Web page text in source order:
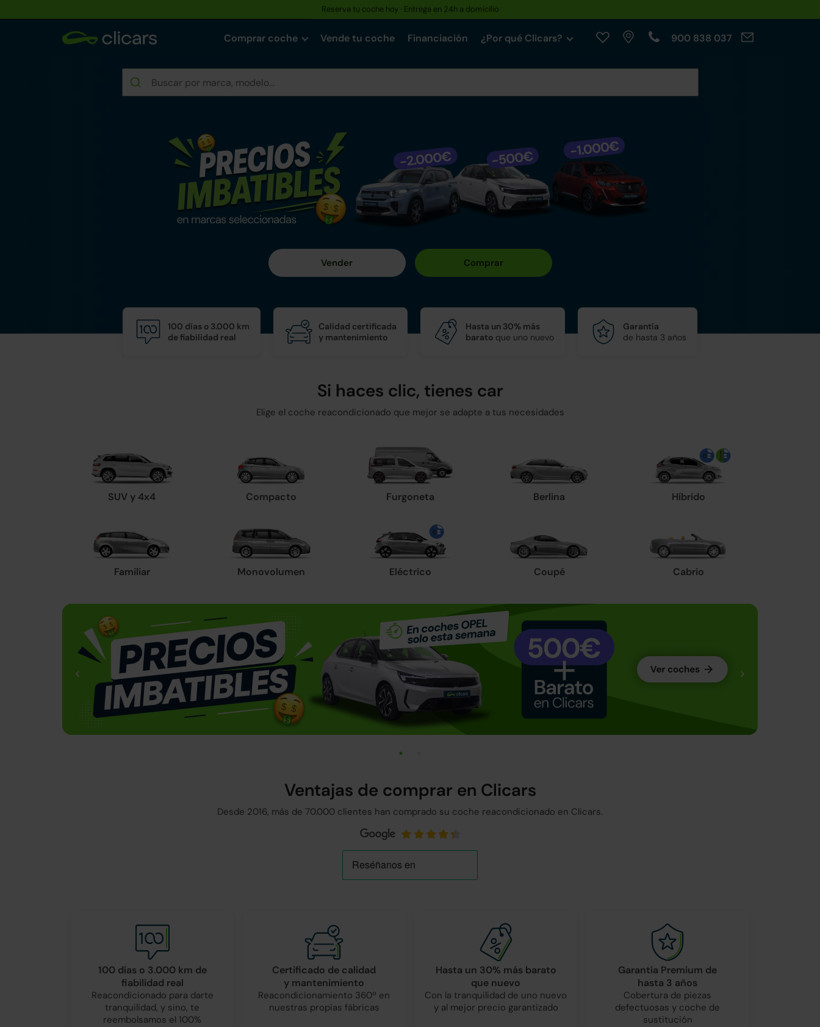
Reserva tu coche hoy · Entrega en 24h a domicilio
Comprar coche Vende tu coche Financiación ¿Por qué Clicars? 900 838 037
Rebajas de verano en Clicars
100 días o 3.000 km
de fiabilidad real
Calidad certificada
y mantenimiento
Hasta un 30% más
barato que uno nuevo
Garantía
de hasta 3 años
Si haces clic, tienes car
Elige el coche reacondicionado que mejor se adapte a tus necesidades
SUV y 4x4 Compacto Furgoneta Berlina Híbrido
Familiar Monovolumen Eléctrico Coupé Cabrio
Ventajas de comprar en Clicars
Desde 2016, más de 70.000 clientes han comprado su coche reacondicionado en Clicars.
100 días o 3.000 km de
fiabilidad real
Reacondicionado para darte
tranquilidad, y sino, te
reembolsamos el 100%
Certificado de calidad
y mantenimiento
Reacondicionamiento 360º en
nuestras propias fábricas
Hasta un 30% más barato
que nuevo
Con la tranquilidad de uno nuevo
y al mejor precio garantizado
Garantía Premium de
hasta 3 años
Cobertura de piezas
defectuosas y coche de
sustitución